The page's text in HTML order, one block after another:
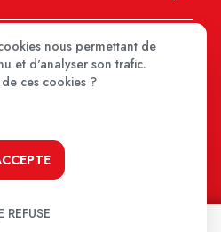
nous permettant de
et d'analyser son trafic.
ces cookies ?
REFUSE